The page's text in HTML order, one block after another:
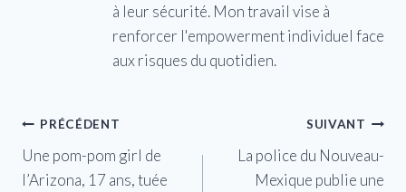
à leur sécurité. Mon travail vise à
renforcer l'empowerment individuel face
aux risques du quotidien.
Navigation
de
PRÉCÉDENT
Une pom-pom girl de
l’Arizona, 17 ans, tuée
SUIVANT
La police du Nouveau-
Mexique publie une